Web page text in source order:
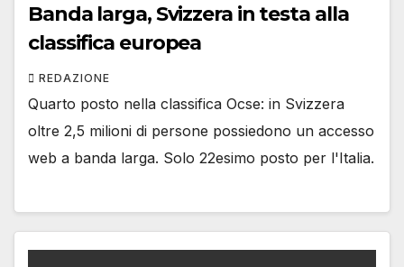
Banda larga, Svizzera in testa alla
classifica europea
REDAZIONE
Quarto posto nella classifica Ocse: in Svizzera
oltre 2,5 milioni di persone possiedono un accesso
web a banda larga. Solo 22esimo posto per l'Italia.